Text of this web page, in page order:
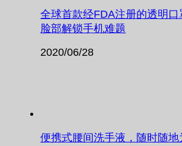
全球首款经FDA注册的透明
脸部解锁手机难题
2020/06/28
便携式腰间洗手液，随时随